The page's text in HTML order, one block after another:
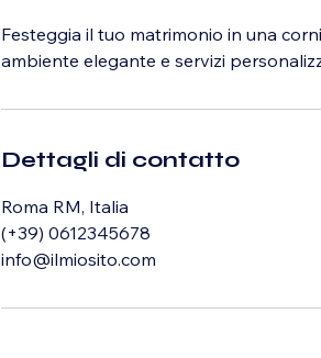
Festeggia il tuo matrimonio in una
ambiente elegante e servizi
Dettagli di contatto
Roma RM, Italia
(+39) 0612345678
info@ilmiosito.com